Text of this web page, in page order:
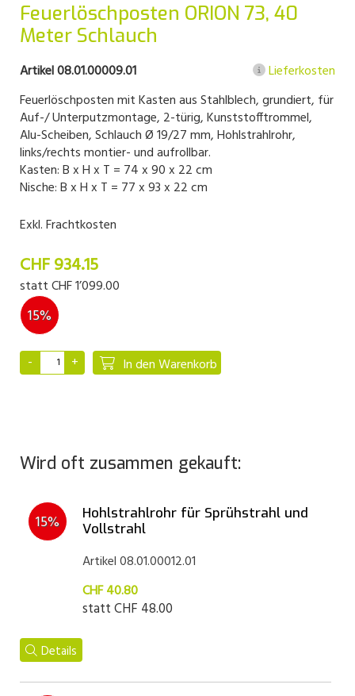
Feuerlöschposten ORION 73, 40
Meter Schlauch
Artikel 08.01.00009.01
Lieferkosten
Feuerlöschposten mit Kasten aus Stahlblech, grundiert, für
Auf-/ Unterputzmontage, 2-türig, Kunststofftrommel,
Alu-Scheiben, Schlauch Ø 19/27 mm, Hohlstrahlrohr,
links/rechts montier- und aufrollbar.
Kasten: B x H x T = 74 x 90 x 22 cm
Nische: B x H x T = 77 x 93 x 22 cm
Exkl. Frachtkosten
CHF 934.15
stattCHF 1’099.00
15%
In den Warenkorb
Wird oft zusammen gekauft:
Hohlstrahlrohr für Sprühstrahl und
Vollstrahl
Artikel 08.01.00012.01
CHF 40.80
stattCHF 48.00
15%
Details